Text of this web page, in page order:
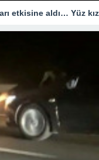
etkisine aldı… Yüz